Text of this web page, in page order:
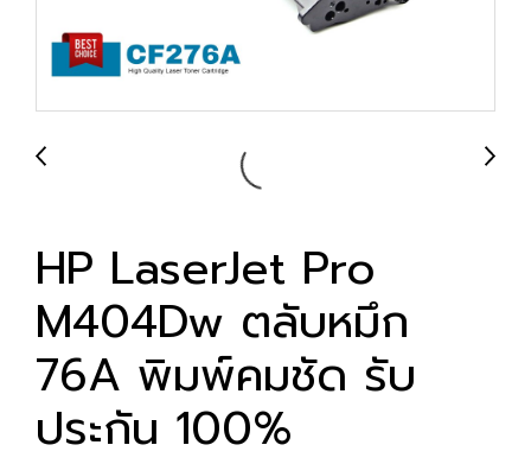
HP LaserJet Pro
M404Dw ตลับหมึก
76A พิมพ์คมชัด รับ
ประกัน 100%